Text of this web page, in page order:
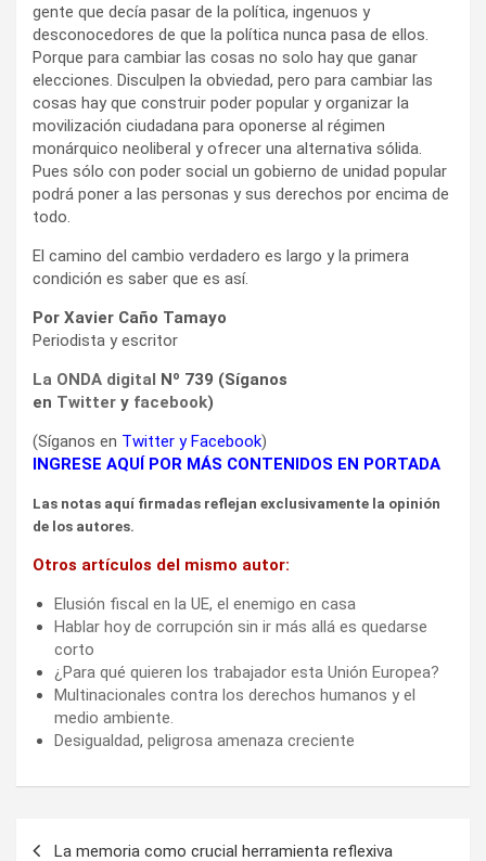
gente que decía pasar de la política, ingenuos y
desconocedores de que la política nunca pasa de ellos.
Porque para cambiar las cosas no solo hay que ganar
elecciones. Disculpen la obviedad, pero para cambiar las
cosas hay que construir poder popular y organizar la
movilización ciudadana para oponerse al régimen
monárquico neoliberal y ofrecer una alternativa sólida.
Pues sólo con poder social un gobierno de unidad popular
podrá poner a las personas y sus derechos por encima de
todo.
El camino del cambio verdadero es largo y la primera
condición es saber que es así.
Por Xavier Caño Tamayo
Periodista y escritor
La ONDA digital Nº 739 (Síganos
en Twitter y facebook)
(Síganos en Twitter yFacebook)
INGRESE AQUÍ POR MÁS CONTENIDOS EN PORTADA
Las notas aquí firmadas reflejan exclusivamente la opinión
de los autores.
Otros artículos del mismo autor:
Elusión fiscal en la UE, el enemigo en casa
Hablar hoy de corrupción sin ir más allá es quedarse
corto
¿Para qué quieren los trabajador esta Unión Europea?
Multinacionales contra los derechos humanos y el
medio ambiente.
Desigualdad, peligrosa amenaza creciente
La memoria como crucial herramienta reflexiva